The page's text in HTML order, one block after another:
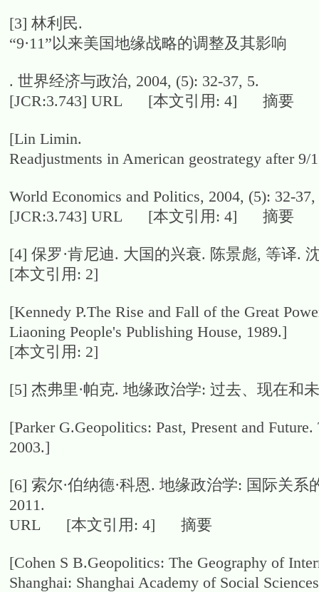
[3] 林利民.
“9·11”以来美国地缘战略的调整及其影响
. 世界经济与政治, 2004, (5): 32-37, 5.
[JCR:3.743] URL [本文引用: 4] 摘要
[Lin Limin.
Readjustments in American geostrategy after 9/
World Economics and Politics, 2004, (5): 32-
[JCR:3.743] URL [本文引用: 4] 摘要
[4] 保罗·肯尼迪. 大国的兴衰. 陈景彪, 等译.
[本文引用: 2]
[Kennedy P.The Rise and Fall of the Great
Liaoning People's Publishing House, 1989.]
[本文引用: 2]
[5] 杰弗里·帕克. 地缘政治学: 过去、现在和
[Parker G.Geopolitics: Past, Present and
2003.]
[6] 索尔·伯纳德·科恩. 地缘政治学: 国际关
2011.
URL [本文引用: 4] 摘要
[Cohen S B.Geopolitics: The Geography of
Shanghai: Shanghai Academy of Social